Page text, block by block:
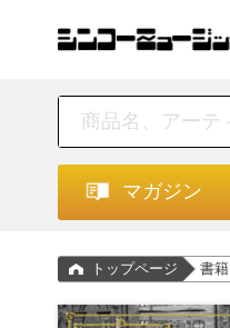
マガジン
トップページ 書籍